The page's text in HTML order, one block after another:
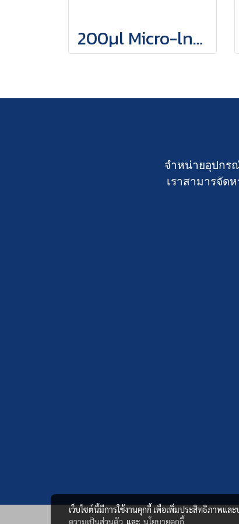
200µl Micro-lnsert, clear glass, Cone-shaped
จำหน่ายอุปกร
เราสามารจัด
เว็บไซต์นี้มีการใช้งานคุกกี้ เพื่อเพิ่มประสิทธิภาพแล
ความเป็นส่วนตัว และ นโยบายคุกกี้